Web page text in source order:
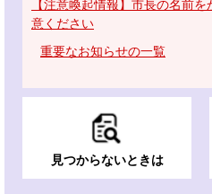
【注意喚起情報】市長の名前
意ください
重要なお知らせの一覧
見つからないときは